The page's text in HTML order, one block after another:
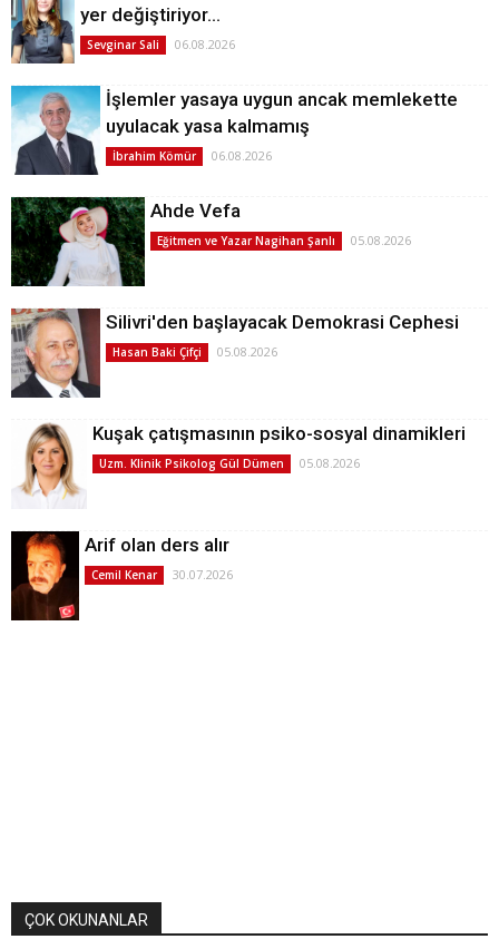
yer değiştiriyor…
Sevginar Sali 06.08.2026
İşlemler yasaya uygun ancak memlekette
uyulacak yasa kalmamış
İbrahim Kömür 06.08.2026
Ahde Vefa
Eğitmen ve Yazar Nagihan Şanlı 05.08.2026
Silivri'den başlayacak Demokrasi Cephesi
Hasan Baki Çifçi 05.08.2026
Kuşak çatışmasının psiko-sosyal dinamikleri
Uzm. Klinik Psikolog Gül Dümen 05.08.2026
Arif olan ders alır
Cemil Kenar 30.07.2026
ÇOK OKUNANLAR